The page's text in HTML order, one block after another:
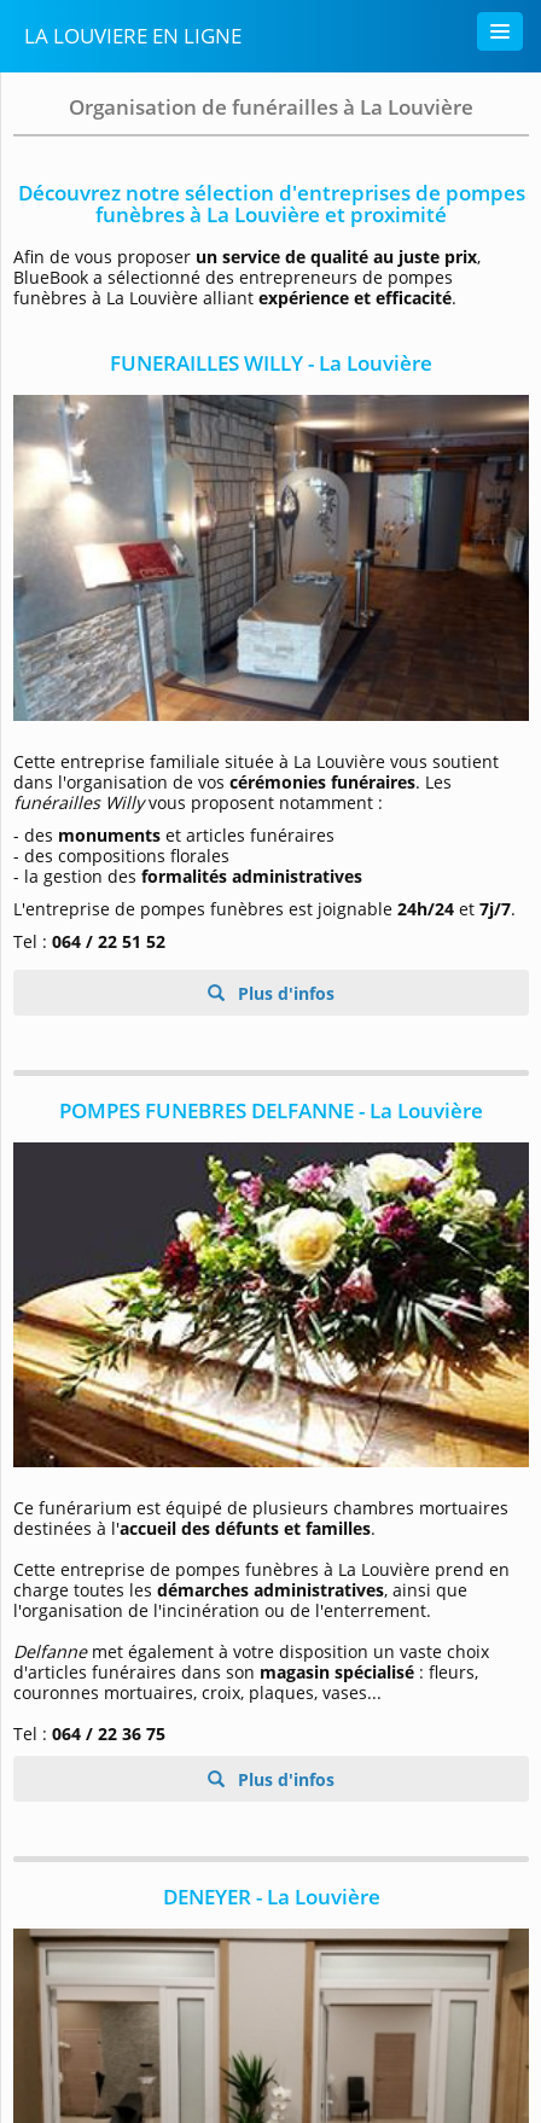
LA LOUVIERE EN LIGNE
Organisation de funérailles à La Louvière
Découvrez notre sélection d'entreprises de pompes
funèbres à La Louvière et proximité
Afin de vous proposer un service de qualité au juste prix,
BlueBook a sélectionné des entrepreneurs de pompes
funèbres à La Louvière alliant expérience et efficacité.
FUNERAILLES WILLY - La Louvière
Cette entreprise familiale située à La Louvière vous soutient
dans l'organisation de vos cérémonies funéraires. Les
funérailles Willyvous proposent notamment :
- des monuments et articles funéraires
- des compositions florales
- la gestion des formalités administratives
L'entreprise de pompes funèbres est joignable 24h/24 et 7j/7.
Tel : 064 / 22 51 52
Plus d'infos
POMPES FUNEBRES DELFANNE - La Louvière
Ce funérarium est équipé de plusieurs chambres mortuaires
destinées à l'accueil des défunts et familles.
Cette entreprise de pompes funèbres à La Louvière prend en
charge toutes les démarches administratives, ainsi que
l'organisation de l'incinération ou de l'enterrement.
Delfanne met également à votre disposition un vaste choix
d'articles funéraires dans son magasin spécialisé : fleurs,
couronnes mortuaires, croix, plaques, vases...
Tel : 064 / 22 36 75
Plus d'infos
DENEYER - La Louvière